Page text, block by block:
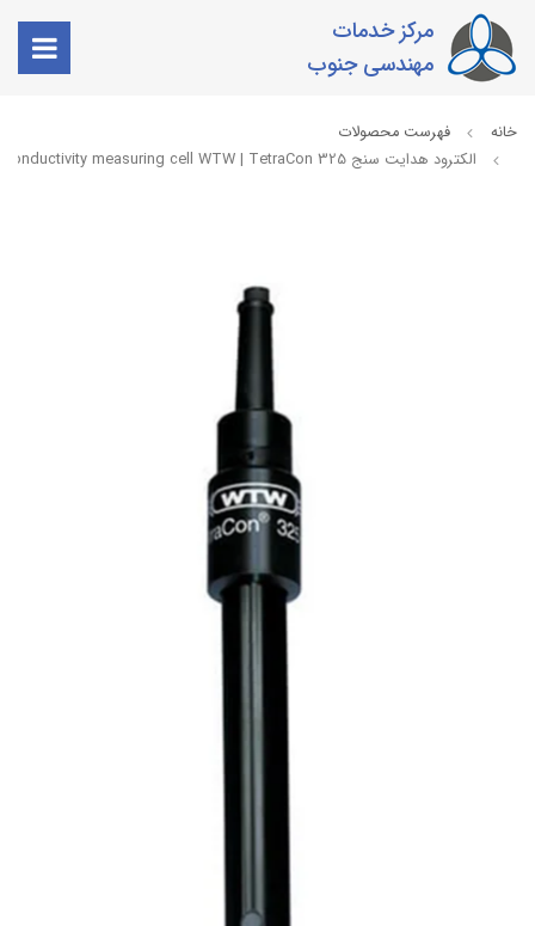
مرکز خدمات
مهندسی جنوب
خانه
فهرست محصولات
الکترود هدایت سنج conductivity measuring cell WTW | TetraCon 325